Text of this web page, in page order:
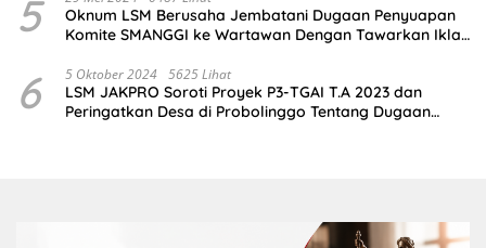
5
Oknum LSM Berusaha Jembatani Dugaan Penyuapan
Komite SMANGGI ke Wartawan Dengan Tawarkan Iklan
6 5 Oktober 2024 5625 Lihat
LSM JAKPRO Soroti Proyek P3-TGAI T.A 2023 dan
Peringatkan Desa di Probolinggo Tentang Dugaan